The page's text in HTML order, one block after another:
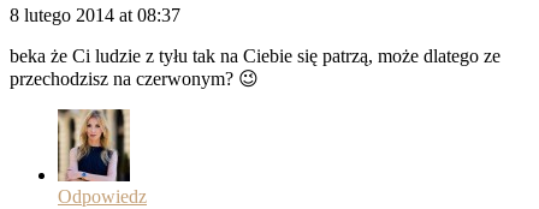
8 lutego 2014 at 08:37
beka że Ci ludzie z tyłu tak na Ciebie się patrzą, może dlatego ze
przechodzisz na czerwonym? 😉
Odpowiedz